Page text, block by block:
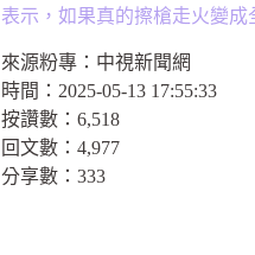
表示，如果真的擦槍走火變成
來源粉專： 中視新聞網
時間： 2025-05-13 17:55:33
按讚數： 6,518
回文數： 4,977
分享數： 333